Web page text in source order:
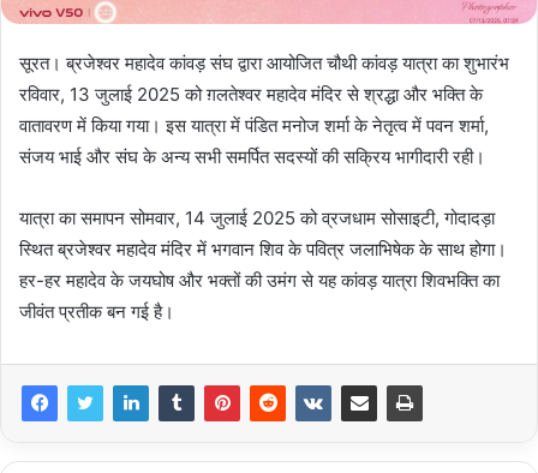
सूरत। ब्रजेश्वर महादेव कांवड़ संघ द्वारा आयोजित चौथी कांवड़ यात्रा का शुभारंभ
रविवार, 13 जुलाई 2025 को ग़लतेश्वर महादेव मंदिर से श्रद्धा और भक्ति के
वातावरण में किया गया। इस यात्रा में पंडित मनोज शर्मा के नेतृत्व में पवन शर्मा,
संजय भाई और संघ के अन्य सभी समर्पित सदस्यों की सक्रिय भागीदारी रही।
यात्रा का समापन सोमवार, 14 जुलाई 2025 को व्रजधाम सोसाइटी, गोदादड़ा
स्थित ब्रजेश्वर महादेव मंदिर में भगवान शिव के पवित्र जलाभिषेक के साथ होगा।
हर-हर महादेव के जयघोष और भक्तों की उमंग से यह कांवड़ यात्रा शिवभक्ति का
जीवंत प्रतीक बन गई है।